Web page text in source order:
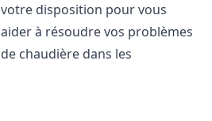
votre disposition pour vous
aider à résoudre vos problèmes
de chaudière dans les